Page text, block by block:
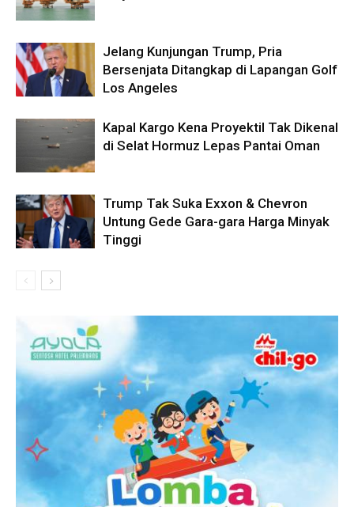
Jelang Kunjungan Trump, Pria
Bersenjata Ditangkap di Lapangan Golf
Los Angeles
Kapal Kargo Kena Proyektil Tak Dikenal
di Selat Hormuz Lepas Pantai Oman
Trump Tak Suka Exxon & Chevron
Untung Gede Gara-gara Harga Minyak
Tinggi